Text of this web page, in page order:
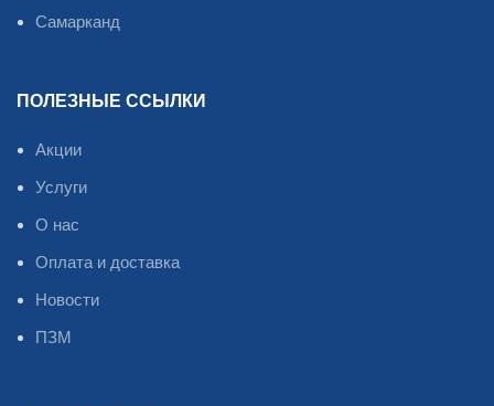
Самарканд
ПОЛЕЗНЫЕ ССЫЛКИ
Акции
Услуги
О нас
Оплата и доставка
Новости
ПЗМ